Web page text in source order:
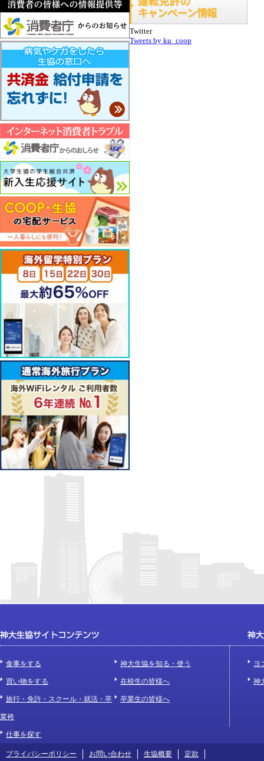
Twitter
Tweets by ku_coop
食事をする
買い物をする
旅行・免許・スクール・就活・卒
業袴
仕事を探す
神大生協を知る・使う
在校生の皆様へ
卒業生の皆様へ
ヨ
神
プライバシーポリシー お問い合わせ 生協概要 定款